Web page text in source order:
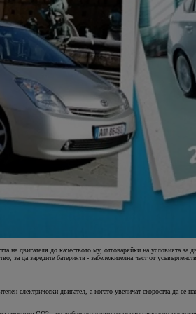
двигателя до качеството му, отговаряйки на условията
за да заредите батерията - забележителна част от
електрически двигател, а когато увеличат скоростта да се